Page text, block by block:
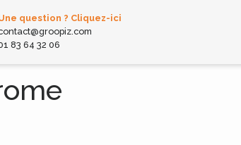
question ? Cliquez-ici
83 64 32 06